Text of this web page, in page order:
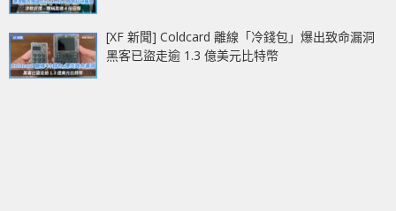
[XF 新聞] Coldcard 離線「冷錢包」爆出致命漏洞
黑客已盜走逾 1.3 億美元比特幣